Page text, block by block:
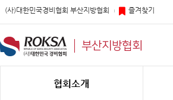
(사)대한민국경비협회 부산지방협회 즐겨찾기
부산지방협회
협회소개